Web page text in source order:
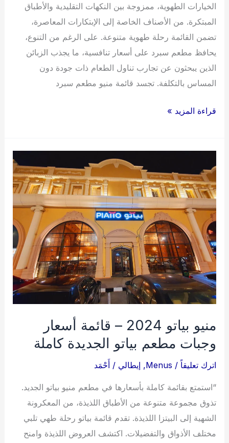
الخيارات الطهوية، ممزوجة بين النكهات التقليدية والأطباق
المبتكرة. من الأصناف الخاصة إلى الإبتكارات المعاصرة،
تضمن القائمة رحلة طهوية متنوعة. على الرغم من التنوع،
يحافظ مطعم سبرد على أسعار تنافسية، ما يجذب الزبائن
الذين يبحثون عن تجارب تناول الطعام ذات جودة دون
المساس بالتكلفة. تجسد قائمة منيو مطعم سبرد
مطعم
الفروع،
المنيو،
الأسعار،
والتقييم
قراءة المزيد »
منيو بياتو 2024 – قائمة أسعار
وجبات مطعم بياتو الجديدة كاملة
اترك تعليقاً /
Menus
, إيطالي /أَحْمَد
“استمتع بقائمة كاملة بأسعارها في مطعم منيو بياتو الجديد.
تذوق مجموعة متنوعة من الأطباق اللذيذة، من المعكرونة
الشهية إلى البيتزا اللذيذة. تقدم قائمة بياتو رحلة طهي تلبي
مختلف الأذواق والتفضيلات. اكتشف العروض اللذيذة وامنح